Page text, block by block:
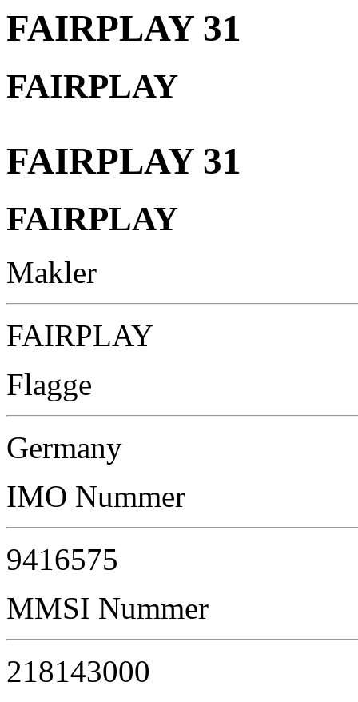
FAIRPLAY 31
FAIRPLAY
FAIRPLAY 31
FAIRPLAY
Makler
FAIRPLAY
Flagge
Germany
IMO Nummer
9416575
MMSI Nummer
218143000